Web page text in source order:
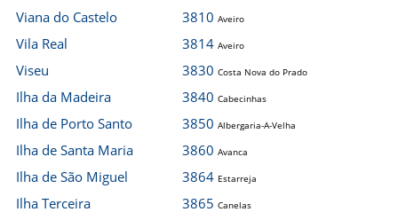
Viana do Castelo
Vila Real
Viseu
Ilha da Madeira
Ilha de Porto Santo
Ilha de Santa Maria
Ilha de São Miguel
Ilha Terceira
3810 Aveiro
3814 Aveiro
3830 Costa Nova do Prado
3840 Cabecinhas
3850 Albergaria-A-Velha
3860 Avanca
3864 Estarreja
3865 Canelas